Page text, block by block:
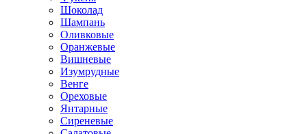
Шоколад
Шампань
Оливковые
Оранжевые
Вишневые
Изумрудные
Венге
Ореховые
Янтарные
Сиреневые